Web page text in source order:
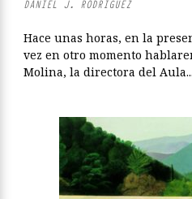
DANIEL J. RODRÍGUEZ
Hace unas horas, en la
vez en otro momento
Molina, la directora del Aula...